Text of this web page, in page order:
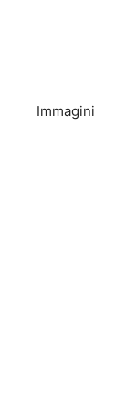
Immagini